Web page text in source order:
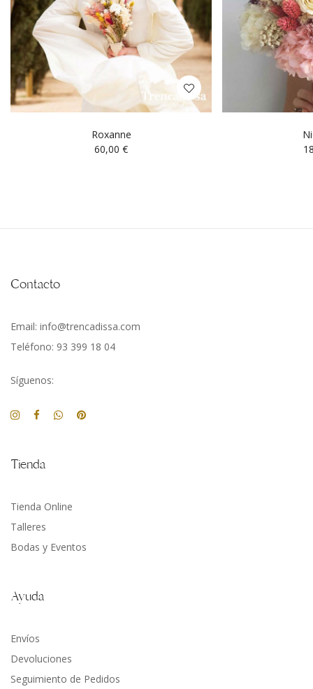
Roxanne
60,00 €
Contacto
Email: info@trencadissa.com
Teléfono: 93 399 18 04
Síguenos:
Tienda
Tienda Online
Talleres
Bodas y Eventos
Ayuda
Envíos
Devoluciones
Seguimiento de Pedidos